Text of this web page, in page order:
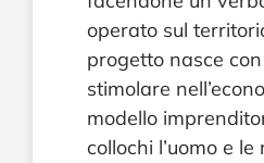
operato sul
progetto nasce con
stimolare
modello
collochi l’uomo e